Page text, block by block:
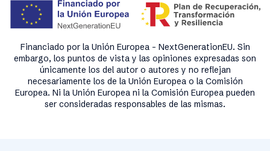
Financiado por la Unión Europea - NextGenerationEU. Sin
embargo, los puntos de vista y las opiniones expresadas son
únicamente los del autor o autores y no reflejan
necesariamente los de la Unión Europea o la Comisión
Europea. Ni la Unión Europea ni la Comisión Europea pueden
ser consideradas responsables de las mismas.